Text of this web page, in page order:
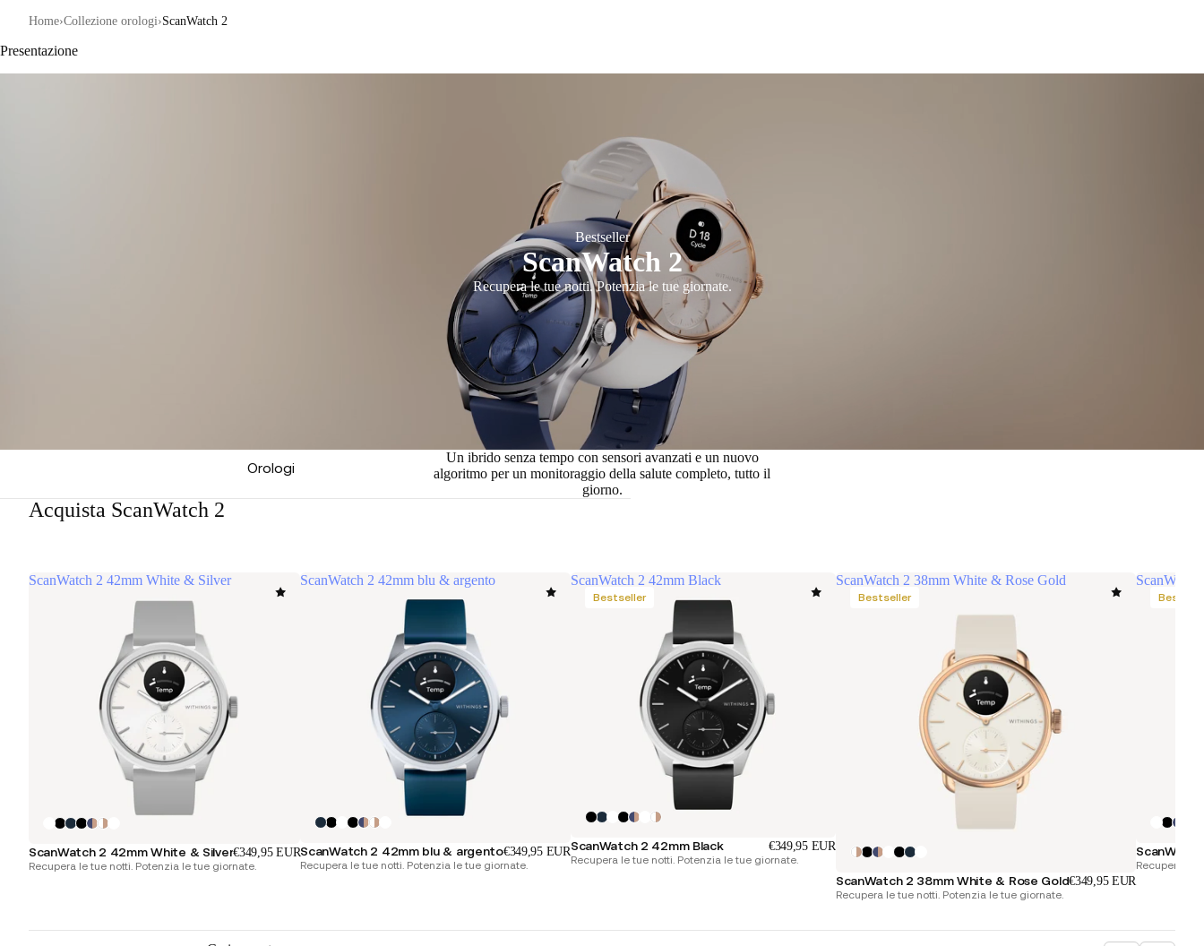
Orologi
Home Collezione orologi ScanWatch 2
Presentazione
Bestseller
ScanWatch 2
Recupera le tue notti. Potenzia le tue giornate.
Un ibrido senza tempo con sensori avanzati e un nuovo
algoritmo per un monitoraggio della salute completo, tutto il
giorno.
Acquista ScanWatch 2
ScanWatch 2 42mm White & Silver
ScanWatch 2 42mm White & Silver€349,95 EUR
Recupera le tue notti. Potenzia le tue giornate.
ScanWatch 2 42mm blu & argento
ScanWatch 2 42mm blu & argento€349,95 EUR
Recupera le tue notti. Potenzia le tue giornate.
ScanWatch 2 42mm Black
Bestseller
ScanWatch 2 42mm Black €349,95 EUR
Recupera le tue notti. Potenzia le tue giornate.
ScanWatch 2 38mm White & Rose Gold
Bestseller
ScanWatch 2 38mm White & Rose Gold€349,95 EUR
Recupera le tue notti. Potenzia le tue giornate.
Recupera le